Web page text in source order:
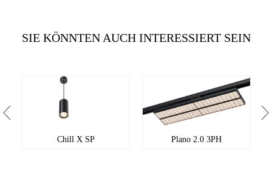
SIE KÖNNTEN AUCH INTERESSIERT SEIN
Chill X SP Plano 2.0 3PH